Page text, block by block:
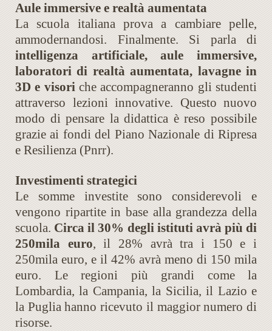
Aule immersive e realtà aumentata
La scuola italiana prova a cambiare pelle,
ammodernandosi. Finalmente. Si parla di
intelligenza artificiale, aule immersive,
laboratori di realtà aumentata, lavagne in
3D e visoriche accompagneranno gli studenti
attraverso lezioni innovative. Questo nuovo
modo di pensare la didattica è reso possibile
grazie ai fondi del Piano Nazionale di Ripresa
e Resilienza (Pnrr).
Investimenti strategici
Le somme investite sono considerevoli e
vengono ripartite in base alla grandezza della
scuola. Circa il 30% degli istituti avrà più di
250mila euro, il 28% avrà tra i 150 e i
250mila euro, e il 42% avrà meno di 150 mila
euro. Le regioni più grandi come la
Lombardia, la Campania, la Sicilia, il Lazio e
la Puglia hanno ricevuto il maggior numero di
risorse.